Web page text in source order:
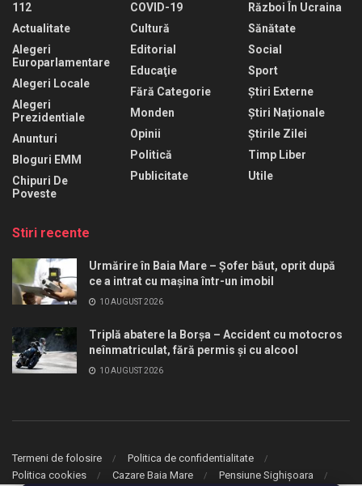
112
Actualitate
Alegeri
Europarlamentare
Alegeri Locale
Alegeri
Prezidentiale
Anunturi
Bloguri EMM
Chipuri De
Poveste
COVID-19
Cultură
Editorial
Educaţie
Fără Categorie
Monden
Opinii
Politică
Publicitate
Război În Ucraina
Sănătate
Social
Sport
Știri Externe
Știri Naționale
Știrile Zilei
Timp Liber
Utile
Stiri recente
Urmărire în Baia Mare – Șofer băut, oprit după
ce a intrat cu mașina într-un imobil
10 AUGUST 2026
Triplă abatere la Borșa – Accident cu motocros
neînmatriculat, fără permis și cu alcool
10 AUGUST 2026
Termeni de folosire
Politica de confidentialitate
Politica cookies
Cazare Baia Mare Pensiune Sighișoara